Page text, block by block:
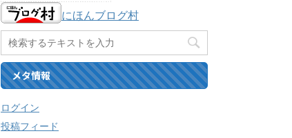
にほんブログ村
メタ情報
ログイン
投稿フィード